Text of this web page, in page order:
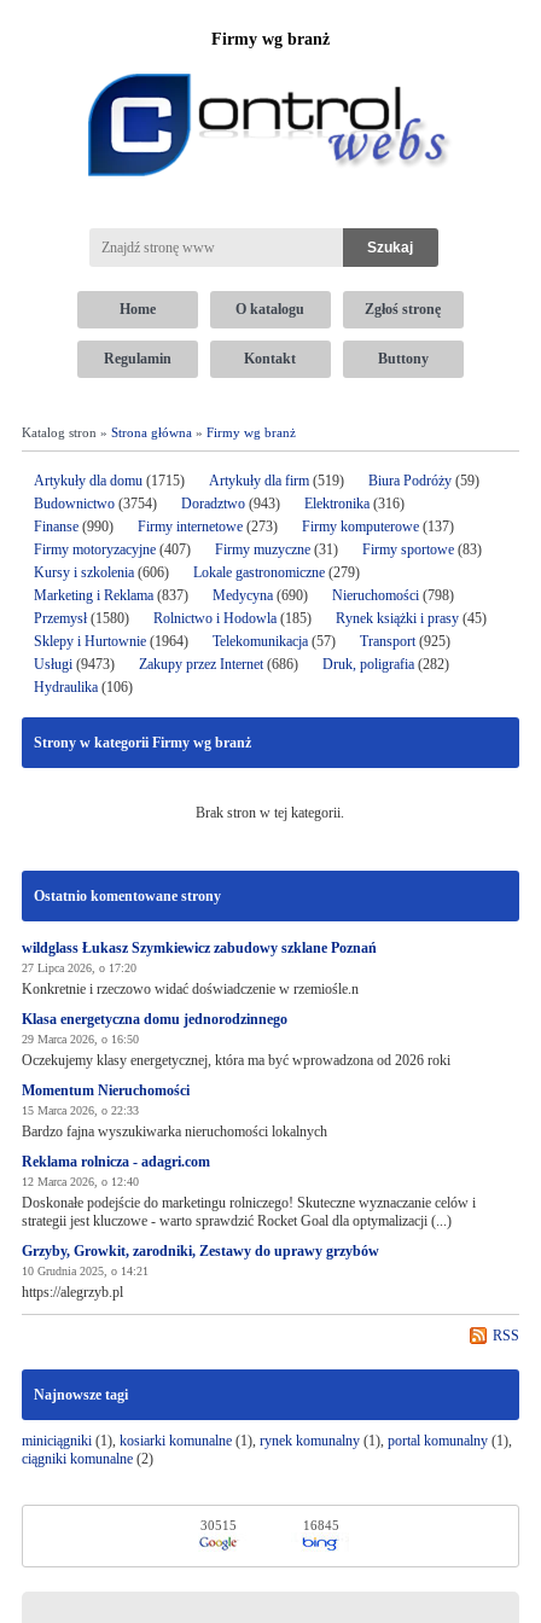
Firmy wg branż
Home O katalogu Zgłoś stronę
Regulamin Kontakt Buttony
Katalog stron » Strona główna» Firmy wg branż
Artykuły dla domu(1715) Artykuły dla firm(519) Biura Podróży(59)
Budownictwo(3754) Doradztwo(943) Elektronika (316)
Finanse(990) Firmy internetowe (273) Firmy komputerowe(137)
Firmy motoryzacyjne(407) Firmy muzyczne(31) Firmy sportowe(83)
Kursy i szkolenia(606) Lokale gastronomiczne(279)
Marketing i Reklama(837) Medycyna(690) Nieruchomości(798)
Przemysł(1580) Rolnictwo i Hodowla(185) Rynek książki i prasy(45)
Sklepy i Hurtownie(1964) Telekomunikacja(57) Transport(925)
Usługi(9473) Zakupy przez Internet(686) Druk, poligrafia(282)
Hydraulika(106)
Strony w kategorii Firmy wg branż
Brak stron w tej kategorii.
Ostatnio komentowane strony
wildglass Łukasz Szymkiewicz zabudowy szklane Poznań
27 Lipca 2026, o 17:20
Konkretnie i rzeczowo widać doświadczenie w rzemiośle.n
Klasa energetyczna domu jednorodzinnego
29 Marca 2026, o 16:50
Oczekujemy klasy energetycznej, która ma być wprowadzona od 2026 roki
Momentum Nieruchomości
15 Marca 2026, o 22:33
Bardzo fajna wyszukiwarka nieruchomości lokalnych
Reklama rolnicza - adagri.com
12 Marca 2026, o 12:40
Doskonałe podejście do marketingu rolniczego! Skuteczne wyznaczanie celów i
strategii jest kluczowe - warto sprawdzić Rocket Goal dla optymalizacji (...)
Grzyby, Growkit, zarodniki, Zestawy do uprawy grzybów
10 Grudnia 2025, o 14:21
https://alegrzyb.pl
RSS
Najnowsze tagi
miniciągniki(1), kosiarki komunalne(1), rynek komunalny(1), portal komunalny(1),
ciągniki komunalne(2)
30515 16845